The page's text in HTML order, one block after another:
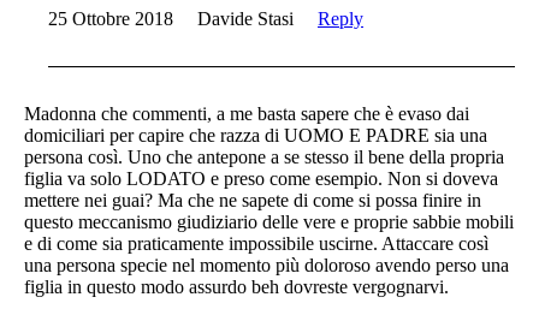
25 Ottobre 2018
Davide Stasi Reply
Madonna che commenti, a me basta sapere che è evaso dai
domiciliari per capire che razza di UOMO E PADRE sia una
persona così. Uno che antepone a se stesso il bene della propria
figlia va solo LODATO e preso come esempio. Non si doveva
mettere nei guai? Ma che ne sapete di come si possa finire in
questo meccanismo giudiziario delle vere e proprie sabbie mobili
e di come sia praticamente impossibile uscirne. Attaccare così
una persona specie nel momento più doloroso avendo perso una
figlia in questo modo assurdo beh dovreste vergognarvi.